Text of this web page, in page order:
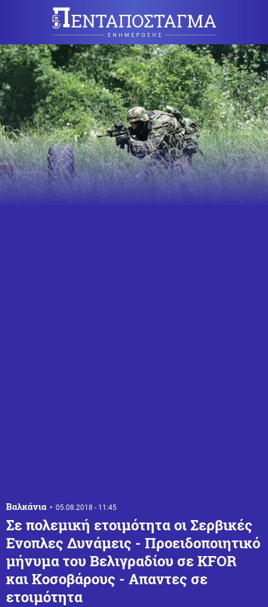
Βαλκάνια 05.08.2018 - 11:45
Σε πολεμική ετοιμότητα οι Σερβικές
Ενοπλες Δυνάμεις - Προειδοποιητικό
μήνυμα του Βελιγραδίου σε KFOR
και Κοσοβάρους - Απαντες σε
ετοιμότητα